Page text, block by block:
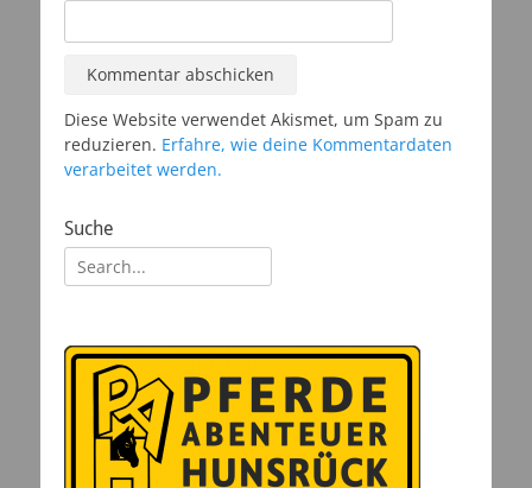
Diese Website verwendet Akismet, um Spam zu
reduzieren. Erfahre, wie deine Kommentardaten
verarbeitet werden.
Suche
Suchen
nach: